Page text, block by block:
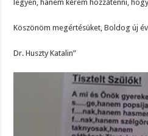
legyen, hanem kérem hozzátenni,
Köszönöm megértésüket, Boldog új
Dr. Huszty Katalin”